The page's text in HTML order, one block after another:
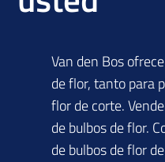
Van den Bos
de flor, tanto para
flor de corte.
de bulbos de flor.
de bulbos de flor